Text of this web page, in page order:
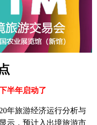
半年启动了
年旅游经济运行分析与
示，预计入出境旅游市